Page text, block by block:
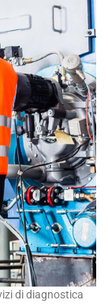
di diagnostica